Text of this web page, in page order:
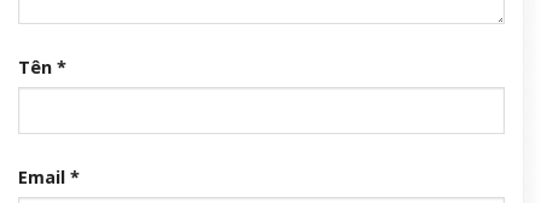
Tên *
Email *